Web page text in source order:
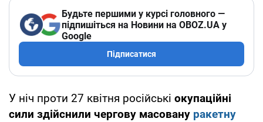
Будьте першими у курсі головного —
підпишіться на Новини на OBOZ.UA у
Google
Підписатися
У ніч проти 27 квітня російські окупаційні
сили здійснили чергову масовану ракетну